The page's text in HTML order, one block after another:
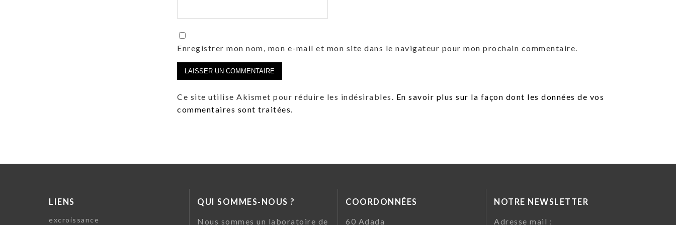
Enregistrer mon nom, mon e-mail et mon site dans le navigateur pour mon prochain commentaire.
Ce site utilise Akismet pour réduire les indésirables. En savoir plus sur la façon dont les données de vos
commentaires sont traitées.
LIENS
excroissance
QUI SOMMES-NOUS ?
Nous sommes un laboratoire de
COORDONNÉES
60 Adada
NOTRE NEWSLETTER
Adresse mail :